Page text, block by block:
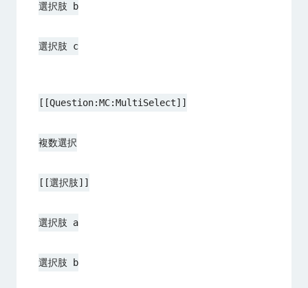
選択肢 b
選択肢 c
[[Question:MC:MultiSelect]]
複数選択
[[選択肢]]
選択肢 a
選択肢 b